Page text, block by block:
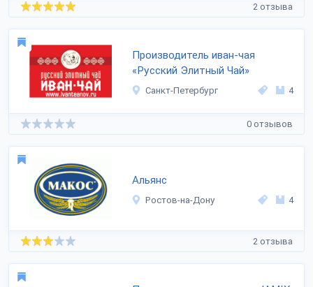
2 отзыва
Производитель иван-чая
«Русский Элитный Чай»
Санкт-Петербург 4
0 отзывов
Альянс
Ростов-на-Дону 4
2 отзыва